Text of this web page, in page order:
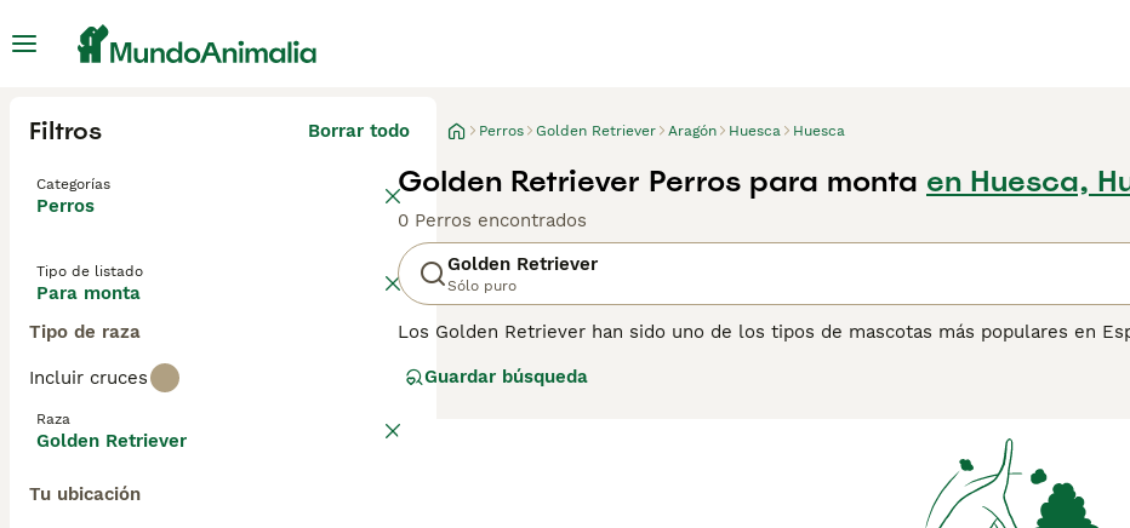
Filtros Borrar todo
Categorías
Perros
Tipo de listado
Para monta
Tipo de raza
Incluir cruces
Raza
Golden Retriever
Tu ubicación
Perros Golden Retriever Aragón Huesca Huesca
Golden Retriever Perros para monta en Huesca,
0 Perros encontrados
Golden Retriever
Sólo puro
Los Golden Retriever han sido uno de los tipos de mascotas más populares en
entrenamiento, los convierte en la elección perfecta como perros de familia.
para obtener
Guardar búsqueda